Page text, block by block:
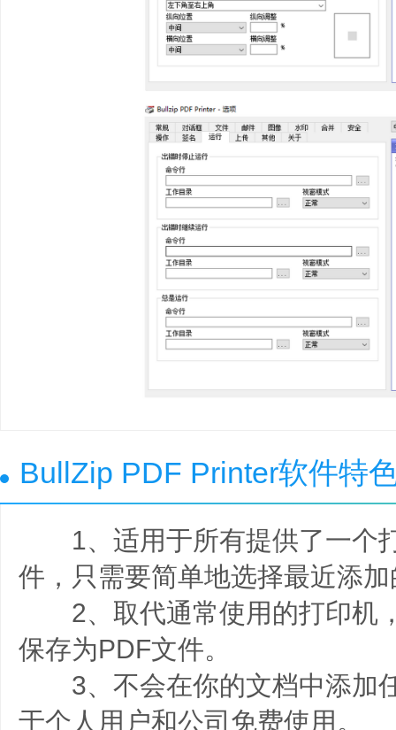
BullZip PDF Printer软件特
1、适用于所有提供了一个
件，只需要简单地选择最近添
2、取代通常使用的打印机
保存为PDF文件。
3、不会在你的文档中添加
于个人用户和公司免费使用。